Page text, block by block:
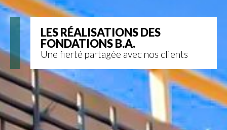
LES RÉALISATIONS DES
FONDATIONS B.A.
Une fierté partagée avec nos clients